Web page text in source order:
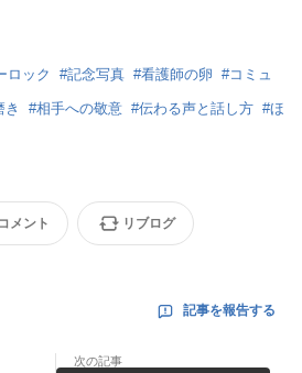
ロック #記念写真 #看護師の卵 #コミュ
き #相手への敬意 #伝わる声と話し方 #ほ
コメント リブログ
記事を報告する
次の記事